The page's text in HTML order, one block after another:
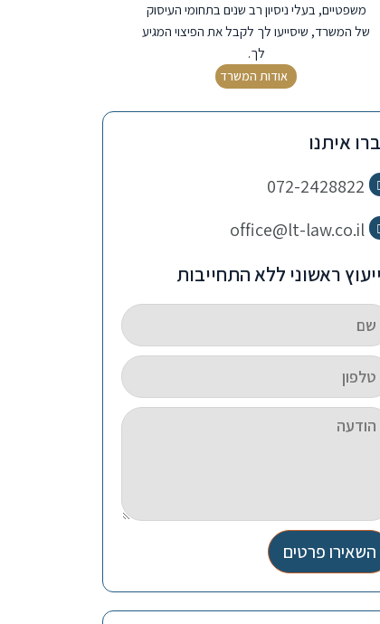
משפטיים, בעלי ניסיון רב שנים בתחומי העיסוק
של המשרד, שיסייעו לך לקבל את הפיצוי המגיע
לך.
אודות המשרד
איתנו
072-2428822
office@lt-law.co.il
ראשוני ללא התחייבות
השאירו פרטים